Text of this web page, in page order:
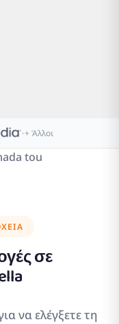
·+ Άλλοι
tou
σε
να ελέγξετε τη